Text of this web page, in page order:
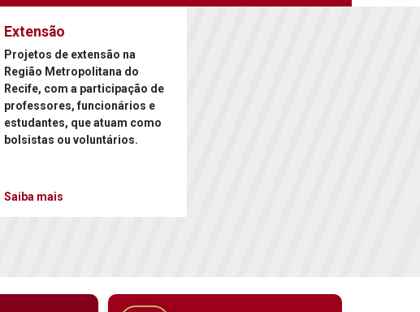
Extensão
Projetos de extensão na
Região Metropolitana do
Recife, com a participação de
professores, funcionários e
estudantes, que atuam como
bolsistas ou voluntários.
Saiba mais